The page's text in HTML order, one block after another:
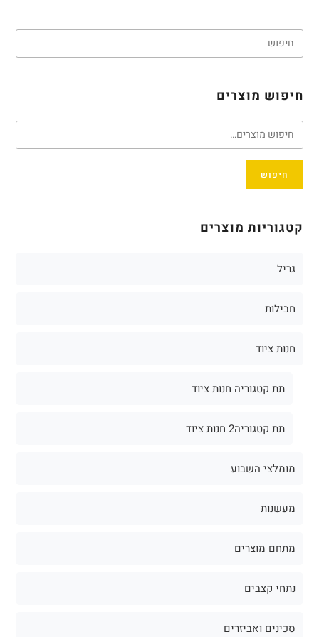
חיפוש מוצרים
חיפוש
קטגוריות מוצרים
גריל
חבילות
חנות ציוד
תת קטגוריה חנות ציוד
תת קטגוריה2 חנות ציוד
מומלצי השבוע
מעשנות
מתחם מוצרים
נתחי קצבים
סכינים ואביזרים